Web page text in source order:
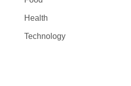
Health
Technology